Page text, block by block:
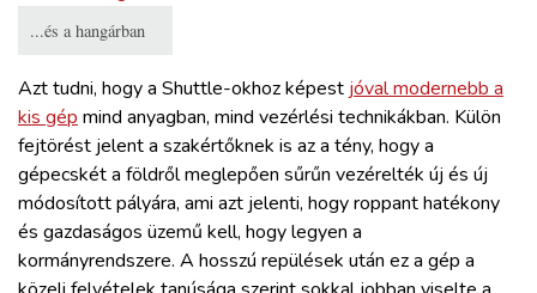
...és a hangárban
Azt tudni, hogy a Shuttle-okhoz képest jóval modernebb a
kis gép mind anyagban, mind vezérlési technikákban. Külön
fejtörést jelent a szakértőknek is az a tény, hogy a
gépecskét a földről meglepően sűrűn vezérelték új és új
módosított pályára, ami azt jelenti, hogy roppant hatékony
és gazdaságos üzemű kell, hogy legyen a
kormányrendszere. A hosszú repülések után ez a gép a